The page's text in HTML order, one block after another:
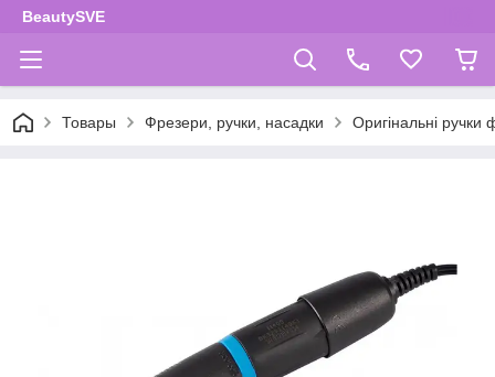
BeautySVE
Товары Фрезери, ручки, насадки Оригінальні ручки